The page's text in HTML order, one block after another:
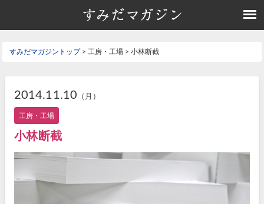
すみだマガジントップ> 工房・工場 > 小林断截
2014.11.10 （月）
工房・工場
小林断截